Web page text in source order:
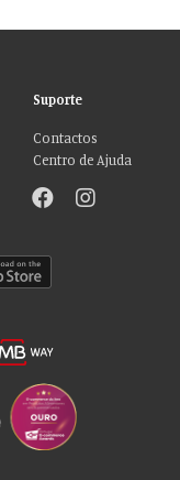
Suporte
Contactos
Centro de Ajuda